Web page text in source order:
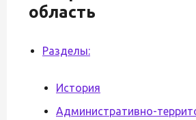
область
Разделы:
История
Административно-